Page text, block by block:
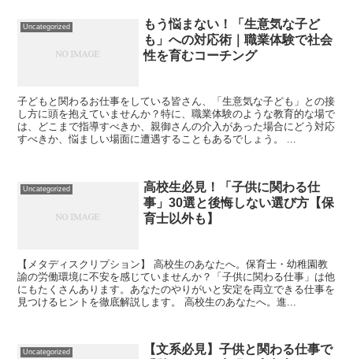
Uncategorized
もう悩まない！「生意気な子ど
も」への対応術｜職業体験で社会
性を育むコーチング
子どもと関わるお仕事をしている皆さん、「生意気な子ども」との接
し方に頭を抱えていませんか？特に、職業体験のような教育的な場で
は、どこまで指導すべきか、親御さんの介入があった場合にどう対応
すべきか、悩ましい場面に遭遇することもあるでしょう。 ...
Uncategorized
高校生必見！「子供に関わる仕
事」30選と後悔しない選び方【保
育士以外も】
【メタディスクリプション】 高校生のあなたへ。保育士・幼稚園教
諭の労働環境に不安を感じていませんか？「子供に関わる仕事」は他
にもたくさんあります。あなたのやりがいと安定を両立できる仕事を
見つけるヒントを徹底解説します。 高校生のあなたへ。進...
Uncategorized
【文系必見】子供と関わる仕事で